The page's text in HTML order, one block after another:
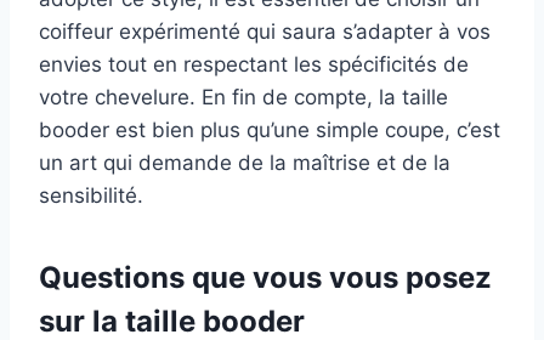
coiffeur expérimenté qui saura s’adapter à vos
envies tout en respectant les spécificités de
votre chevelure. En fin de compte, la taille
booder est bien plus qu’une simple coupe, c’est
un art qui demande de la maîtrise et de la
sensibilité.
Questions que vous vous posez
sur la taille booder